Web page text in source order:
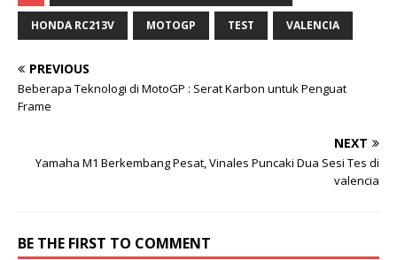
HONDA RC213V MOTOGP TEST VALENCIA
PREVIOUS
Beberapa Teknologi di MotoGP : Serat Karbon untuk Penguat
Frame
NEXT
Yamaha M1 Berkembang Pesat, Vinales Puncaki Dua Sesi Tes di
valencia
BE THE FIRST TO COMMENT